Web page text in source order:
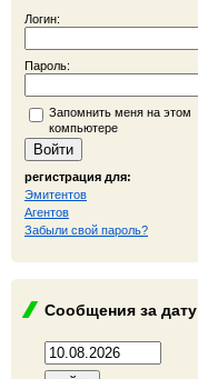
Логин:
Пароль:
Запомнить меня на этом
компьютере
регистрация для:
Эмитентов
Агентов
Забыли свой пароль?
Сообщения за дату